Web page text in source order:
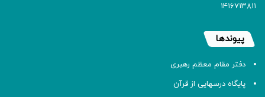
۱۴۱۶۷۱۳۸۱۱
پیوندها
دفتر مقام معظم رهبری
پایگاه درسهایی از قرآن